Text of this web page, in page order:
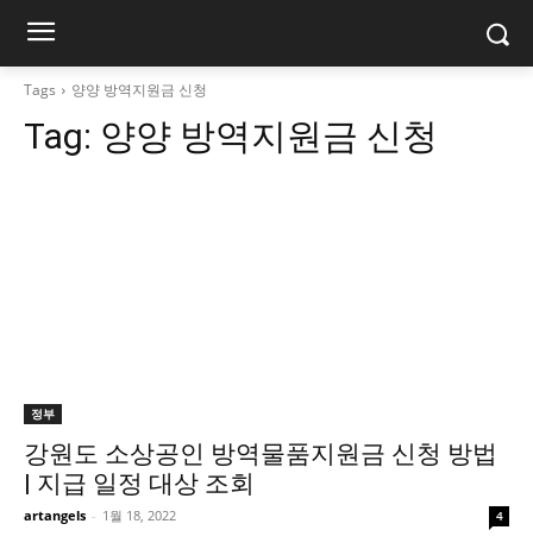
Tags 양양 방역지원금 신청
Tag: 양양 방역지원금 신청
정부
강원도 소상공인 방역물품지원금 신청 방법
| 지급 일정 대상 조회
artangels - 1월 18, 2022 4